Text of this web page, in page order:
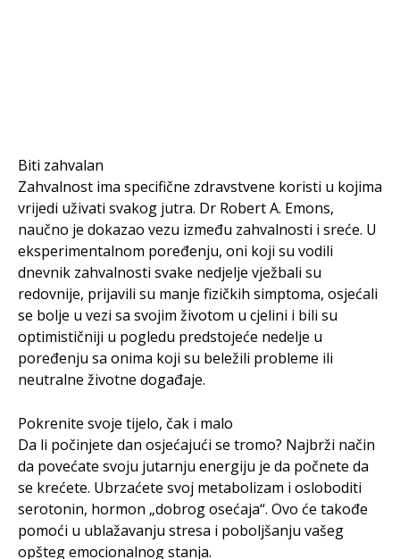
Biti zahvalan
Zahvalnost ima specifične zdravstvene koristi u kojima
vrijedi uživati svakog jutra. Dr Robert A. Emons,
naučno je dokazao vezu između zahvalnosti i sreće. U
eksperimentalnom poređenju, oni koji su vodili
dnevnik zahvalnosti svake nedjelje vježbali su
redovnije, prijavili su manje fizičkih simptoma, osjećali
se bolje u vezi sa svojim životom u cjelini i bili su
optimističniji u pogledu predstojeće nedelje u
poređenju sa onima koji su beležili probleme ili
neutralne životne događaje.
Pokrenite svoje tijelo, čak i malo
Da li počinjete dan osjećajući se tromo? Najbrži način
da povećate svoju jutarnju energiju je da počnete da
se krećete. Ubrzaćete svoj metabolizam i osloboditi
serotonin, hormon „dobrog osećaja“. Ovo će takođe
pomoći u ublažavanju stresa i poboljšanju vašeg
opšteg emocionalnog stanja.